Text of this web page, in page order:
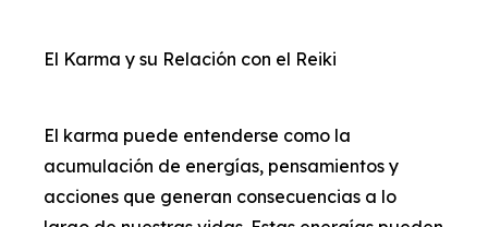
El Karma y su Relación con el Reiki
El karma puede entenderse como la
acumulación de energías, pensamientos y
acciones que generan consecuencias a lo